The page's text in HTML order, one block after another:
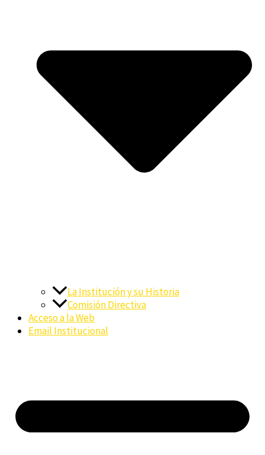
La Institución y su Historia
Comisión Directiva
Acceso a la Web
Email Institucional